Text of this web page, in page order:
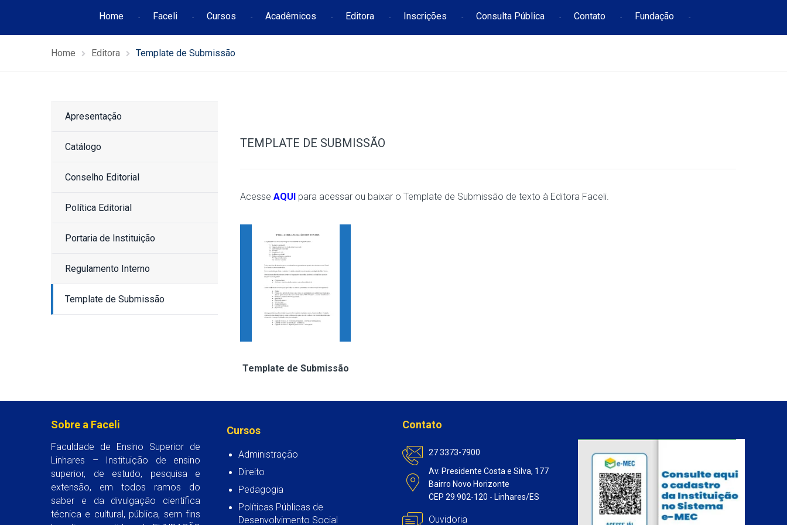
Home Faceli Cursos Acadêmicos Editora Inscrições Consulta Pública Contato Fundação
Home Editora Template de Submissão
Apresentação
Catálogo
Conselho Editorial
Política Editorial
Portaria de Instituição
Regulamento Interno
Template de Submissão
TEMPLATE DE SUBMISSÃO
Acesse AQUI para acessar ou baixar o Template de Submissão de texto à Editora Faceli.
Template de Submissão
Sobre a Faceli
Faculdade de Ensino Superior de
Linhares – Instituição de ensino
superior, de estudo, pesquisa e
extensão, em todos ramos do
saber e da divulgação científica
técnica e cultural, pública, sem fins
Cursos
Administração
Direito
Pedagogia
Políticas Públicas de
Desenvolvimento Social
Contato
27 3373-7900
Av. Presidente Costa e Silva, 177
Bairro Novo Horizonte
CEP 29.902-120 - Linhares/ES
Ouvidoria